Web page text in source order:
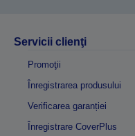
Servicii clienţi
Promoţii
Înregistrarea produsului
Verificarea garanției
Înregistrare CoverPlus